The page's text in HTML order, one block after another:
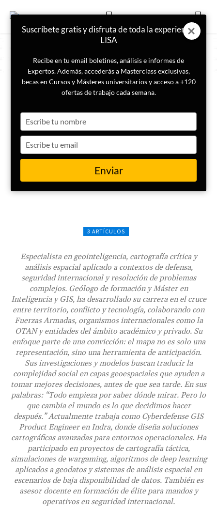
COLABORADOR
3 ARTÍCULOS
Especialista en geointeligencia, cartografía crítica y
análisis espacial aplicado a contextos de defensa,
seguridad internacional y resolución de problemas
complejos. Geólogo de formación y Máster en
Inteligencia y GIS, ha desarrollado su carrera en el cruce
entre territorio, conflicto y tecnología, colaborando con
Fuerzas Armadas, organismos internacionales como la
OTAN y entidades del ámbito académico y privado. Su
enfoque parte de una convicción: el mapa no es solo una
representación, sino una herramienta de anticipación.
Sus investigaciones y modelos buscan traducir la
complejidad social en capas geoespaciales que ayuden a
tomar mejores decisiones, antes de que sea tarde. En sus
palabras: “Todo empieza por saber dónde mirar. Pero lo
que cambia el mundo es lo que decidimos hacer
después.” Actualmente trabaja como Cyberdefense GIS
Product Engineer en Indra, donde diseña soluciones
cartográficas avanzadas para entornos operacionales. Ha
participado en proyectos de cartografía táctica,
simulaciones de wargaming, algoritmos de deep learning
aplicados a geodatos y sistemas de análisis espacial en
escenarios de baja disponibilidad de datos. También es
asesor docente en formación de élite para mandos y
operativos en seguridad internacional.
Suscríbete gratis y disfruta de toda la experiencia
LISA
Recibe en tu email boletines, análisis e informes de
Expertos. Además, accederás a Masterclass exclusivas,
becas en Cursos y Másteres universitarios y acceso a +120
ofertas de trabajo cada semana.
your
name
your
email
Enviar